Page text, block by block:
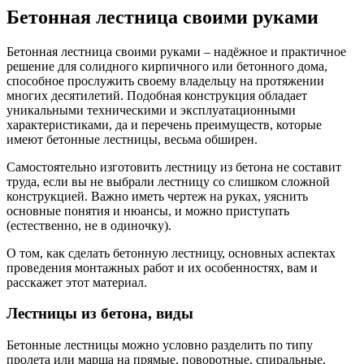
Бетонная лестница своими руками
Бетонная лестница своими руками – надёжное и практичное
решение для солидного кирпичного или бетонного дома,
способное прослужить своему владельцу на протяжении
многих десятилетий. Подобная конструкция обладает
уникальными техническими и эксплуатационными
характеристиками, да и перечень преимуществ, которые
имеют бетонные лестницы, весьма обширен.
Самостоятельно изготовить лестницу из бетона не составит
труда, если вы не выбрали лестницу со слишком сложной
конструкцией. Важно иметь чертеж на руках, уяснить
основные понятия и нюансы, и можно приступать
(естественно, не в одиночку).
О том, как сделать бетонную лестницу, основных аспектах
проведения монтажных работ и их особенностях, вам и
расскажет этот материал.
Лестницы из бетона, виды
Бетонные лестницы можно условно разделить по типу
пролета или марша на прямые, поворотные, спиральные,